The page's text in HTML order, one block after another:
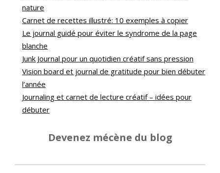
nature
Carnet de recettes illustré: 10 exemples à copier
Le journal guidé pour éviter le syndrome de la page
blanche
Junk Journal pour un quotidien créatif sans pression
Vision board et journal de gratitude pour bien débuter
l’année
Journaling et carnet de lecture créatif – idées pour
débuter
Devenez mécène du blog